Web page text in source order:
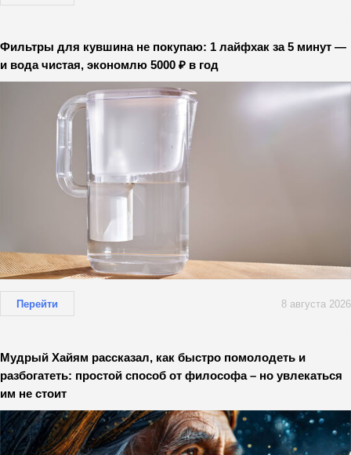
Фильтры для кувшина не покупаю: 1 лайфхак за 5 минут —
и вода чистая, экономлю 5000 ₽ в год
Перейти 8 августа 2026
Мудрый Хайям рассказал, как быстро помолодеть и
разбогатеть: простой способ от философа – но увлекаться
им не стоит